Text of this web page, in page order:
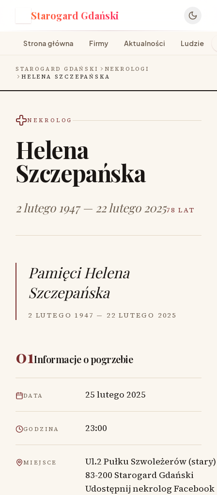
Starogard Gdański
Strona główna Firmy Aktualności Ludzie
STAROGARD GDAŃSKI
NEKROLOGI
HELENA SZCZEPAŃSKA
NEKROLOG
Helena
Szczepańska
2 lutego 1947 — 22 lutego 202578 LAT
Pamięci Helena
Szczepańska
2 LUTEGO 1947 — 22 LUTEGO 2025
01Informacje o pogrzebie
DATA 25 lutego 2025
GODZINA 23:00
MIEJSCE
Ul.2 Pułku Szwoleżerów (stary)
83-200 Starogard Gdański
Udostępnij nekrolog Facebook